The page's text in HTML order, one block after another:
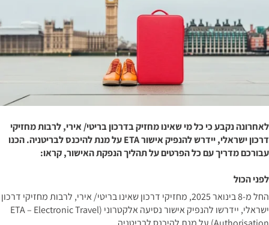
לאחרונה נקבע כי כל מי שאינו מחזיק בדרכון בריטי/ אירי, לרבות מחזיקי
דרכון ישראלי, יידרש להנפיק אישור ETA על מנת להיכנס לבריטניה. הכנו
עבורכם מדריך עם כל הפרטים על תהליך הנפקת האישור, קראו:
לפני הכול
החל מ-8 בינואר 2025, מחזיקי דרכון שאינו בריטי/ אירי, לרבות מחזיקי דרכון
ישראלי, יידרשו להנפיק אישור נסיעה אלקטרוני (ETA – Electronic Travel